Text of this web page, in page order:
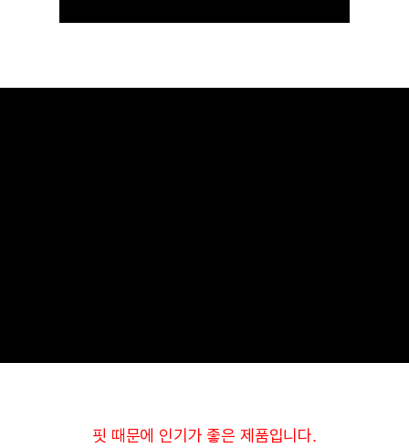
핏 때문에 인기가 좋은 제품입니다.